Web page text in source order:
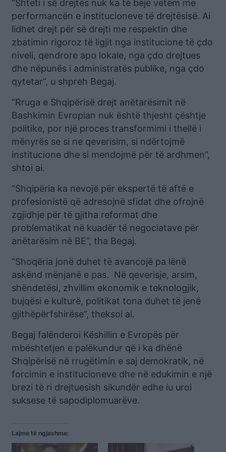
“Shteti i së drejtës nuk ka të bëjë vetëm me
performancën e institucioneve të drejtësisë. Ai
lidhet drejt për së drejti me respektin dhe
zbatimin rigoroz të ligjit nga institucione të çdo
niveli, qendrore apo lokale, nga çdo drejtues
dhe nëpunës i administratës publike, nga çdo
qytetar”, u shpreh Begaj.
“Rruga e Shqipërisë drejt anëtarësimit në
Bashkimin Evropian nuk është thjesht çështje
politike, por një proces transformimi i thellë i
mënyrës se si ne qeverisim, si ndërtojmë
institucione dhe si mendojmë për të ardhmen”,
shtoi ai.
“Shqipëria ka nevojë për ekspertë të aftë e
profesionistë që adresojnë sfidat dhe ofrojnë
zgjidhje për të gjitha reformat dhe
problematikat në kuadër të negociatave për
anëtarësim në BE”, tha Begaj.
“Shoqëria jonë duhet të avancojë pa lënë
askënd mënjanë e pas. Në qeverisje, arsim,
shëndetësi, zhvillim ekonomik e teknologjik,
bujqësi e kulturë, politikat tona duhet të jenë
gjithëpërfshirëse”, theksoi ai.
Begaj falënderoi Këshillin e Evropës për
mbështetjen e palëkundur që i ka dhënë
Shqipërisë në rrugëtimin e saj demokratik, në
forcimin e institucioneve dhe në edukimin e një
brezi të ri drejtuesish sikundër edhe iu uroi
suksese të sapodiplomuarëve.
Lajme të ngjashme: